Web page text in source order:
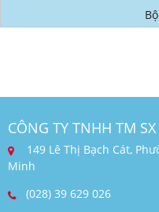
CÔNG TY TNHH TM
149 Lê Thị Bạch Cát,
Minh
(028) 39 629 026